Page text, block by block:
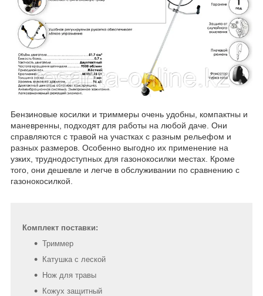
Бензиновые косилки и триммеры очень удобны, компактны и
маневренны, подходят для работы на любой даче. Они
справляются с травой на участках с разным рельефом и
разных размеров. Особенно выгодно их применение на
узких, труднодоступных для газонокосилки местах. Кроме
того, они дешевле и легче в обслуживании по сравнению с
газонокосилкой.
Комплект поставки:
Триммер
Катушка с леской
Нож для травы
Кожух защитный